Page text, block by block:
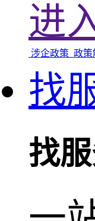
进
涉企政策 政策
找
找